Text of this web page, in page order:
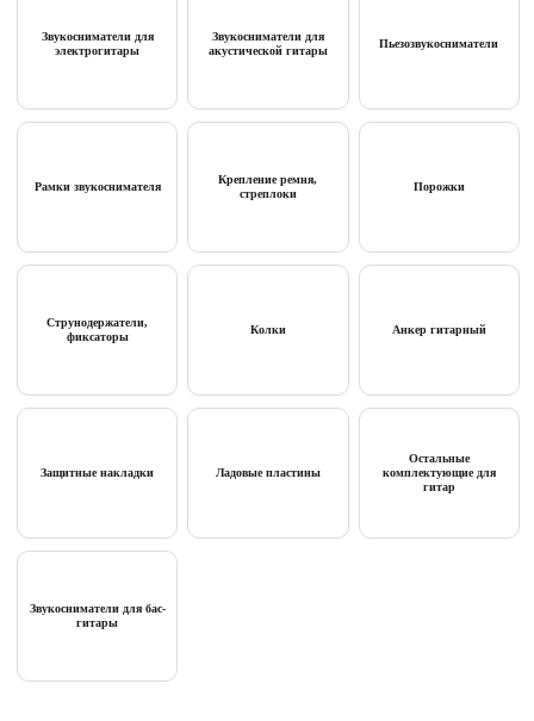
Звукосниматели для
электрогитары
Звукосниматели для
акустической гитары
Пьезозвукосниматели
Рамки звукоснимателя
Крепление ремня,
стреплоки
Порожки
Струнодержатели,
фиксаторы
Колки Анкер гитарный
Защитные накладки Ладовые пластины
Остальные
комплектующие для
гитар
Звукосниматели для бас-
гитары